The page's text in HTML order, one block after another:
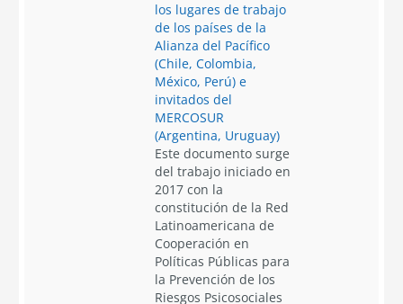
los lugares de trabajo
de los países de la
Alianza del Pacífico
(Chile, Colombia,
México, Perú) e
invitados del
MERCOSUR
(Argentina, Uruguay)
Este documento surge
del trabajo iniciado en
2017 con la
constitución de la Red
Latinoamericana de
Cooperación en
Políticas Públicas para
la Prevención de los
Riesgos Psicosociales